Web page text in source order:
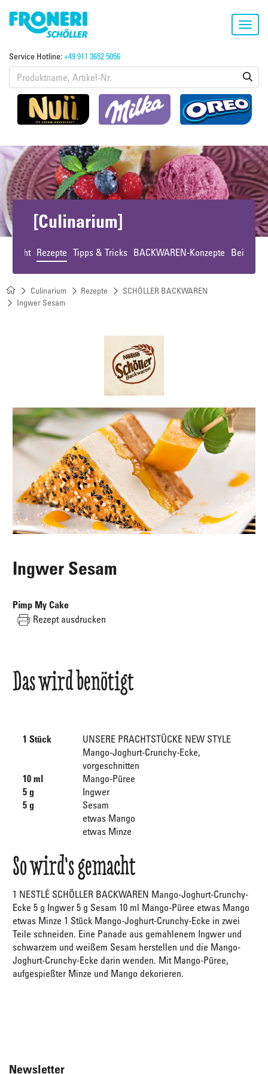
Service Hotline:+49 911 3652 5056
[Culinarium]
Rezepte Tipps & Tricks BACKWAREN-Konzepte Beiträge
Culinarium Rezepte
SCHÖLLER BACKWAREN
Ingwer Sesam
Ingwer Sesam
Pimp My Cake
Rezept ausdrucken
Das wird benötigt
1 Stück
UNSERE PRACHTSTÜCKE NEW STYLE
Mango-Joghurt-Crunchy-Ecke,
vorgeschnitten
10 ml
Mango-Püree
5 g
Ingwer
5 g
Sesam
etwas Mango
etwas Minze
So wird's gemacht
1 NESTLÉ SCHÖLLER BACKWAREN Mango-Joghurt-Crunchy-
Ecke 5 g Ingwer 5 g Sesam 10 ml Mango-Püree etwas Mango
etwas Minze 1 Stück Mango-Joghurt-Crunchy-Ecke in zwei
Teile schneiden. Eine Panade aus gemahlenem Ingwer und
schwarzem und weißem Sesam herstellen und die Mango-
Joghurt-Crunchy-Ecke darin wenden. Mit Mango-Püree,
aufgespießter Minze und Mango dekorieren.
Newsletter